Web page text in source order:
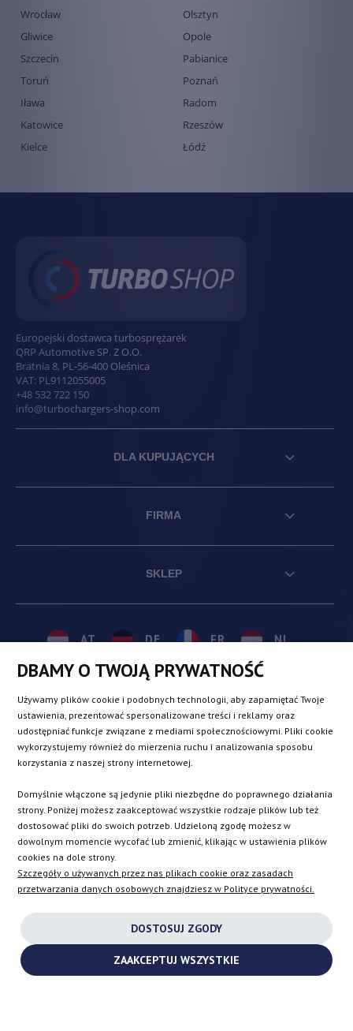
Wrocław
Gliwice
Szczecin
Toruń
Iława
Katowice
Kielce
Olsztyn
Opole
Pabianice
Poznań
Radom
Rzeszów
Łódź
Europejski dostawca turbosprężarek
QRP Automotive SP. Z O.O.
Bratnia 8, PL -56-400 Oleśnica
VAT: PL9112055005
+48 532 722 150
info@turbochargers-shop.com
DLA KUPUJĄCYCH
FIRMA
SKLEP
AT
CZ
DE
ES
FR
IT
NL
SE
SK
FACEBOOK
DBAMY O TWOJĄ PRYWATNOŚĆ
Używamy plików cookie i podobnych technologii, aby zapamiętać Twoje
ustawienia, prezentować spersonalizowane treści i reklamy oraz
udostępniać funkcje związane z mediami społecznościowymi. Pliki cookie
wykorzystujemy również do mierzenia ruchu i analizowania sposobu
korzystania z naszej strony internetowej.
Domyślnie włączone są jedynie pliki niezbędne do poprawnego działania
strony. Poniżej możesz zaakceptować wszystkie rodzaje plików lub też
dostosować pliki do swoich potrzeb. Udzieloną zgodę możesz w
dowolnym momencie wycofać lub zmienić, klikając w ustawienia plików
cookies na dole strony.
Szczegóły o używanych przez nas plikach cookie oraz zasadach
przetwarzania danych osobowych znajdziesz w Polityce prywatności.
DOSTOSUJ ZGODY
ZAAKCEPTUJ WSZYSTKIE